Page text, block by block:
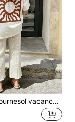
T-shirt motif tournesol vacances toutes saisons, rentrée scolaire, t-shirt grande taille - t-shirt décontracté col rond manches courtes blanc été pour femmes